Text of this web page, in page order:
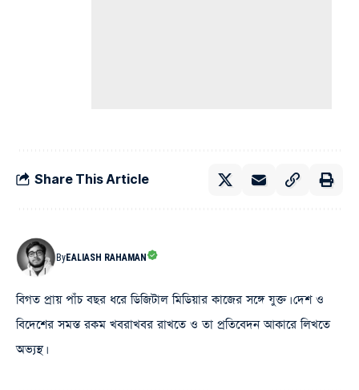
Share This Article
ByEALIASH RAHAMAN
বিগত প্রায় পাঁচ বছর ধরে ডিজিটাল মিডিয়ার কাজের সঙ্গে যুক্ত। দেশ ও
বিদেশের সমস্ত রকম খবরাখবর রাখতে ও তা প্রতিবেদন আকারে লিখতে
অভ্যস্থ।